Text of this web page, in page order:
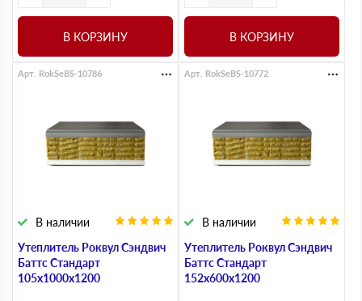
В КОРЗИНУ В КОРЗИНУ
Утеплитель Роквул Сэндвич
Баттс Стандарт
105х1000х1200
В наличии
Арт. RokSeBS-10786
Утеплитель Роквул Сэндвич
Баттс Стандарт
152х600х1200
В наличии
Арт. RokSeBS-10772